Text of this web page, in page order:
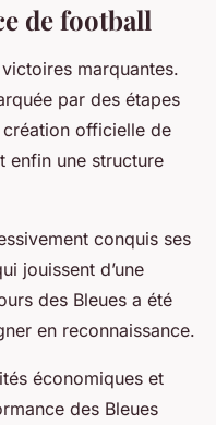
de football
marquantes.
par des étapes
création officielle de
enfin une structure
conquis ses
jouissent d’une
des Bleues a été
en reconnaissance.
économiques et
des Bleues